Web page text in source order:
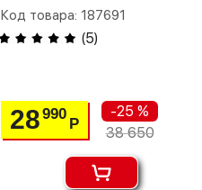
Код товара: 187691
(5)
28990
Р
-25 %
38 650